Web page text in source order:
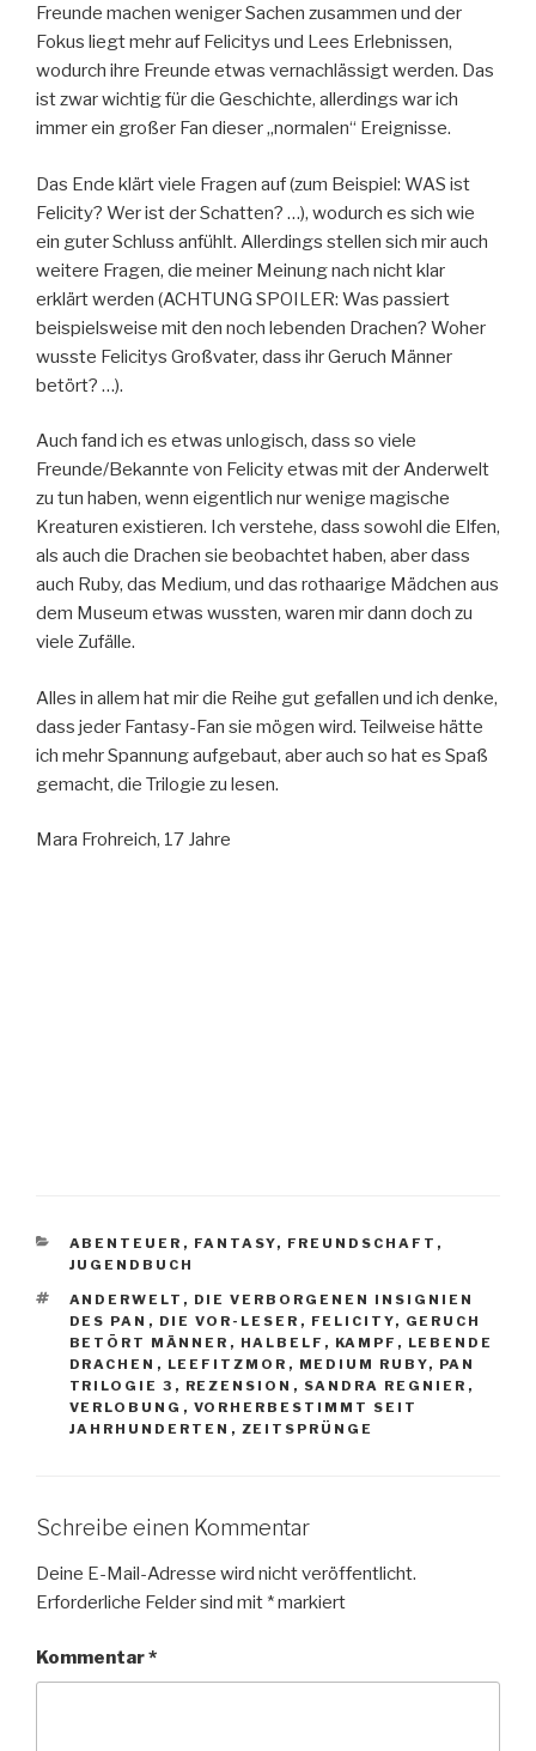
Freunde machen weniger Sachen zusammen und der
Fokus liegt mehr auf Felicitys und Lees Erlebnissen,
wodurch ihre Freunde etwas vernachlässigt werden. Das
ist zwar wichtig für die Geschichte, allerdings war ich
immer ein großer Fan dieser „normalen“ Ereignisse.
Das Ende klärt viele Fragen auf (zum Beispiel: WAS ist
Felicity? Wer ist der Schatten? …), wodurch es sich wie
ein guter Schluss anfühlt. Allerdings stellen sich mir auch
weitere Fragen, die meiner Meinung nach nicht klar
erklärt werden (ACHTUNG SPOILER: Was passiert
beispielsweise mit den noch lebenden Drachen? Woher
wusste Felicitys Großvater, dass ihr Geruch Männer
betört? …).
Auch fand ich es etwas unlogisch, dass so viele
Freunde/Bekannte von Felicity etwas mit der Anderwelt
zu tun haben, wenn eigentlich nur wenige magische
Kreaturen existieren. Ich verstehe, dass sowohl die Elfen,
als auch die Drachen sie beobachtet haben, aber dass
auch Ruby, das Medium, und das rothaarige Mädchen aus
dem Museum etwas wussten, waren mir dann doch zu
viele Zufälle.
Alles in allem hat mir die Reihe gut gefallen und ich denke,
dass jeder Fantasy-Fan sie mögen wird. Teilweise hätte
ich mehr Spannung aufgebaut, aber auch so hat es Spaß
gemacht, die Trilogie zu lesen.
Mara Frohreich, 17 Jahre
KATEGORIEN
ABENTEUER , FANTASY, FREUNDSCHAFT ,
JUGENDBUCH
SCHLAGWÖRTER
ANDERWELT , DIE VERBORGENEN INSIGNIEN
DES PAN , DIE VOR-LESER , FELICITY, GERUCH
BETÖRT MÄNNER , HALBELF , KAMPF , LEBENDE
DRACHEN , LEEFITZMOR , MEDIUM RUBY, PAN
TRILOGIE 3 , REZENSION , SANDRA REGNIER ,
VERLOBUNG , VORHERBESTIMMT SEIT
JAHRHUNDERTEN , ZEITSPRÜNGE
Schreibe einen Kommentar
Deine E-Mail-Adresse wird nicht veröffentlicht.
Erforderliche Felder sind mit *markiert
Kommentar*